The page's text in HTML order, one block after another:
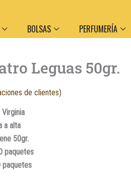
BOLSAS PERFUMERÍA
Leguas 50gr.
de clientes)
a alta
50gr.
paquetes
paquetes